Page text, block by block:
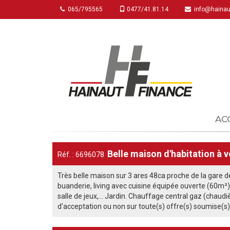
065/795565 0477/41.81.14
Réf. : 6696078 Belle maison d'habitation à
Très belle maison sur 3 ares 48ca proche de la gare
buanderie, living avec cuisine équipée ouverte
salle de jeux,... Jardin. Chauffage central gaz
d'acceptation ou non sur toute(s) offre(s)